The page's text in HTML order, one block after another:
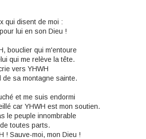
qui disent de moi :
lui en son Dieu !
bouclier qui m'entoure
qui me relève la tête.
vers YHWH
de sa montagne sainte.
et me suis endormi
car YHWH est mon soutien.
le peuple innombrable
toutes parts.
! Sauve-moi, mon Dieu !